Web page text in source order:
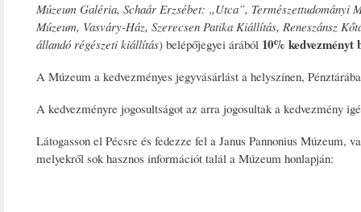
Múzeum Galéria, Schaár Erzsébet: „Utca”, Természettudományi
Múzeum, Vasváry-Ház, Szerecsen Patika Kiállítás, Reneszánsz
állandó régészeti kiállítás) belépőjegyei árából 10%
A Múzeum a kedvezményes jegyvásárlást a helyszínen,
A kedvezményre jogosultságot az arra jogosultak a kedvezmény
Látogasson el Pécsre és fedezze fel a Janus Pannonius Múzeum,
melyekről sok hasznos információt talál a Múzeum honlapján: